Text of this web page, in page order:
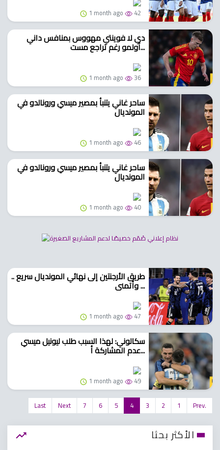
1 month ago 42
دي لا فوينتي مهووس بمنافس داني
أولمو رغم تراجع مست...
1 month ago 36
ساحر غاني يتنبأ بمصير ميسي ورونالدو في
المونديال
1 month ago 46
ساحر غاني يتنبأ بمصير ميسي ورونالدو في
المونديال
1 month ago 40
طريق الأرجنتين إلى نهائي المونديال سريع ..
وأتمنى ...
1 month ago 47
سكالوني: لهذا السبب طلب ليونيل ميسي
عدم المشاركة أ...
1 month ago 49
Prev.
1
2
3
4
5
6
7
Next
Last
الأكثر بحثا